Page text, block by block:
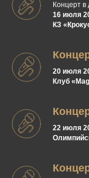
Концерт
16 июля
КЗ
20 июля
Клуб
22 июля